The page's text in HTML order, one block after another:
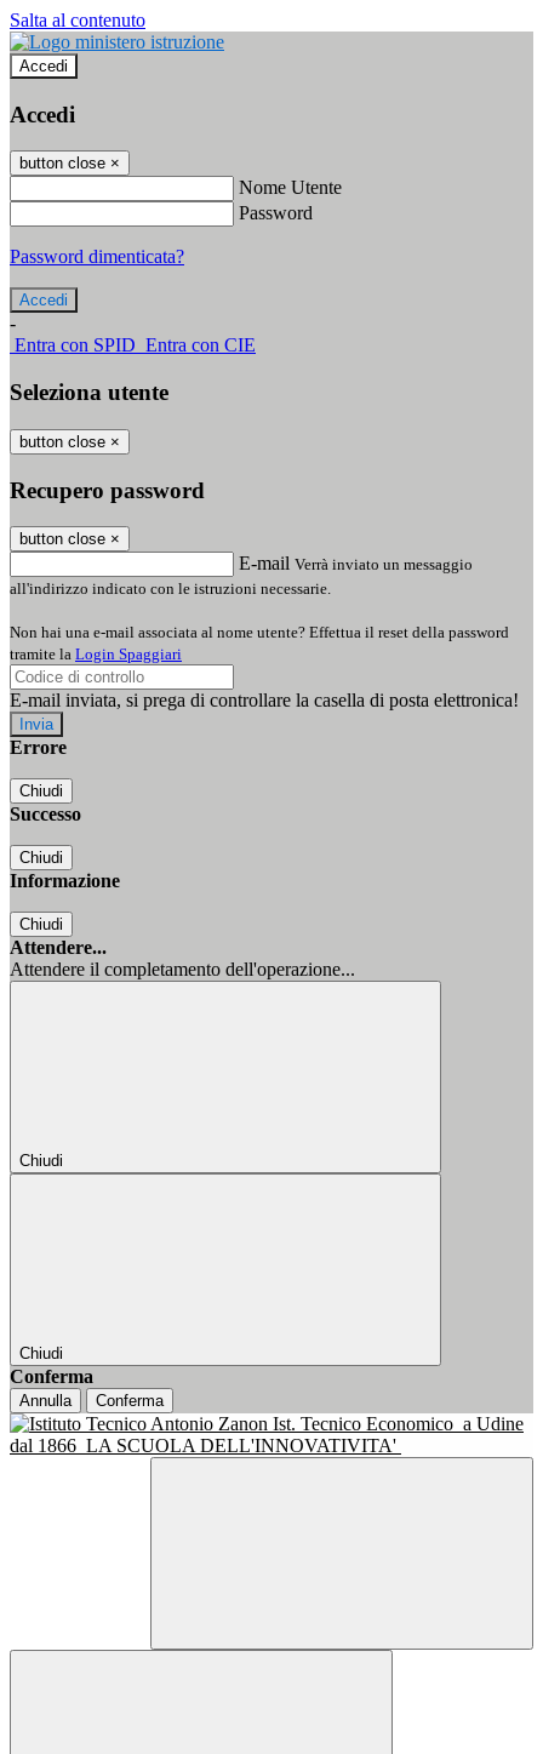
Salta al contenuto
Accedi
Accedi
button close ×
Nome Utente
Password
Password dimenticata?
-
Entra con SPID Entra con CIE
Seleziona utente
button close ×
Recupero password
button close ×
E-mail Verrà inviato un messaggio
all'indirizzo indicato con le istruzioni necessarie.
Non hai una e-mail associata al nome utente? Effettua il reset della password
tramite la Login Spaggiari
E-mail inviata, si prega di controllare la casella di posta elettronica!
Errore
Chiudi
Successo
Chiudi
Informazione
Chiudi
Attendere...
Attendere il completamento dell'operazione...
Chiudi
Chiudi
Conferma
Annulla Conferma
Ist. Tecnico Economico a Udine
dal 1866 LA SCUOLA DELL'INNOVATIVITA'